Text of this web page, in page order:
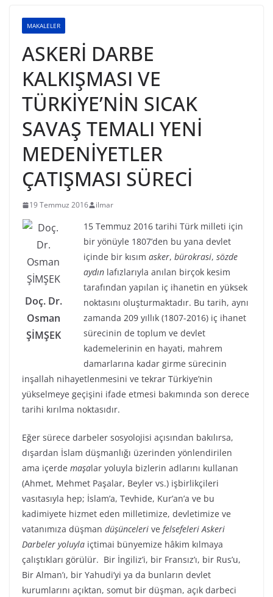
MAKALELER
ASKERİ DARBE
KALKIŞMASI VE
TÜRKİYE’NİN SICAK
SAVAŞ TEMALI YENİ
MEDENİYETLER
ÇATIŞMASI SÜRECİ
19 Temmuz 2016 ilmar
Doç. Dr.
Osman
ŞİMŞEK
15 Temmuz 2016 tarihi Türk milleti için
bir yönüyle 1807’den bu yana devlet
içinde bir kısım asker, bürokrasi, sözde
aydın lafızlarıyla anılan birçok kesim
tarafından yapılan iç ihanetin en yüksek
noktasını oluşturmaktadır. Bu tarih, aynı
zamanda 209 yıllık (1807-2016) iç ihanet
sürecinin de toplum ve devlet
kademelerinin en hayati, mahrem
damarlarına kadar girme sürecinin
inşallah nihayetlenmesini ve tekrar Türkiye’nin
yükselmeye geçişini ifade etmesi bakımında son derece
tarihi kırılma noktasıdır.
Eğer sürece darbeler sosyolojisi açısından bakılırsa,
dışardan İslam düşmanlığı üzerinden yönlendirilen
ama içerde maşalar yoluyla bizlerin adlarını kullanan
(Ahmet, Mehmet Paşalar, Beyler vs.) işbirlikçileri
vasıtasıyla hep; İslam’a, Tevhide, Kur’an’a ve bu
kadimiyete hizmet eden milletimize, devletimize ve
vatanımıza düşman düşünceleri ve felsefeleri Askeri
Darbeler yoluyla içtimai bünyemize hâkim kılmaya
çalıştıkları görülür. Bir İngiliz’i, bir Fransız’ı, bir Rus’u,
Bir Alman’ı, bir Yahudi’yi ya da bunların devlet
kurumlarını açıktan, somut bir düşman, açık darbeci